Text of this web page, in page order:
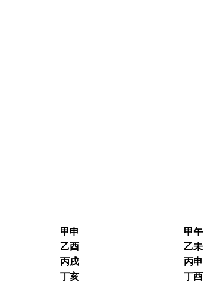
甲申 甲午
乙酉 乙未
丙戌 丙申
丁亥 丁酉